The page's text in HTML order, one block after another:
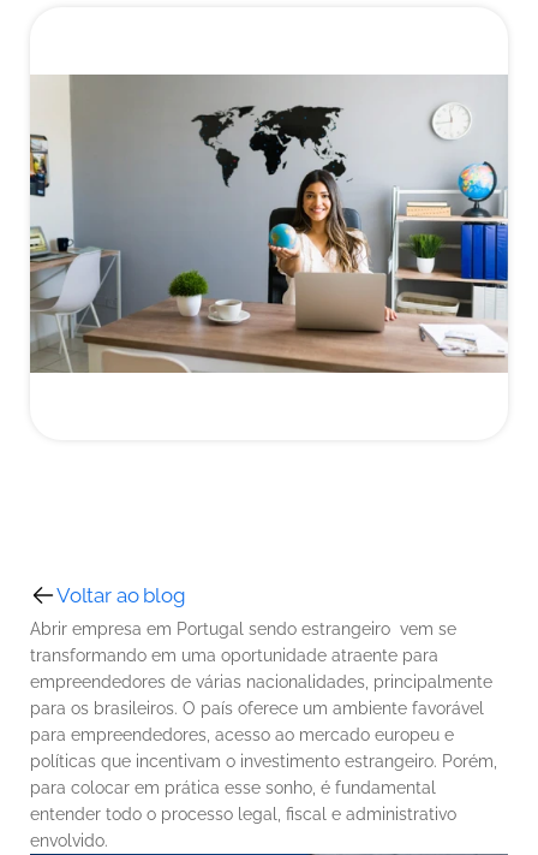
Voltar ao blog
Abrir empresa em Portugal sendo estrangeiro  vem se
transformando em uma oportunidade atraente para
empreendedores de várias nacionalidades, principalmente
para os brasileiros. O país oferece um ambiente favorável
para empreendedores, acesso ao mercado europeu e
políticas que incentivam o investimento estrangeiro. Porém,
para colocar em prática esse sonho, é fundamental
entender todo o processo legal, fiscal e administrativo
envolvido.